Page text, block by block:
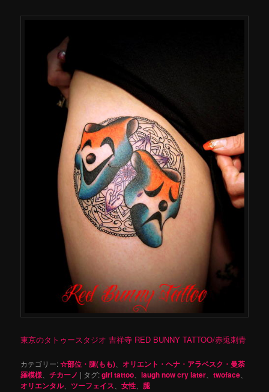
東京のタトゥースタジオ 吉祥寺 RED BUNNY TATTOO/赤兎刺青
カテゴリー:☆部位・腿(もも) 、オリエント・ヘナ・アラベスク・曼荼
羅模様 、チカーノ | タグ:girl tattoo 、laugh now cry later 、twoface
オリエンタル、ツーフェイス 、女性 腿